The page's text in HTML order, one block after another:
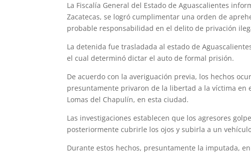
La Fiscalía General del Estado de Aguascalientes
Zacatecas, se logró cumplimentar una orden de
probable responsabilidad en el delito de privación
La detenida fue trasladada al estado de
el cual determinó dictar el auto de formal prisión.
De acuerdo con la averiguación previa, los hechos
presuntamente privaron de la libertad a la víctima
Lomas del Chapulín, en esta ciudad.
Las investigaciones establecen que los agresores
posteriormente cubrirle los ojos y subirla a un
Durante estos hechos, presuntamente la imputada,